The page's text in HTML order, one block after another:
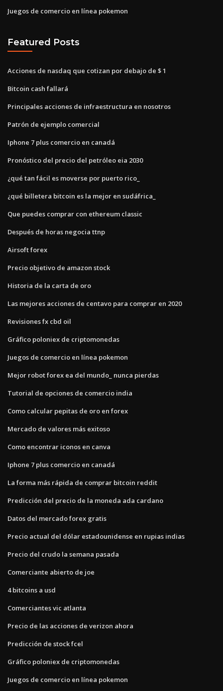
Juegos de comercio en línea pokemon
Featured Posts
Acciones de nasdaq que cotizan por debajo de $ 1
Bitcoin cash fallará
Principales acciones de infraestructura en nosotros
Patrón de ejemplo comercial
Iphone 7 plus comercio en canadá
Pronóstico del precio del petróleo eia 2030
¿qué tan fácil es moverse por puerto rico_
¿qué billetera bitcoin es la mejor en sudáfrica_
Que puedes comprar con ethereum classic
Después de horas negocia ttnp
Airsoft forex
Precio objetivo de amazon stock
Historia de la carta de oro
Las mejores acciones de centavo para comprar en 2020
Revisiones fx cbd oil
Gráfico poloniex de criptomonedas
Juegos de comercio en línea pokemon
Mejor robot forex ea del mundo_ nunca pierdas
Tutorial de opciones de comercio india
Como calcular pepitas de oro en forex
Mercado de valores más exitoso
Como encontrar iconos en canva
Iphone 7 plus comercio en canadá
La forma más rápida de comprar bitcoin reddit
Predicción del precio de la moneda ada cardano
Datos del mercado forex gratis
Precio actual del dólar estadounidense en rupias indias
Precio del crudo la semana pasada
Comerciante abierto de joe
4 bitcoins a usd
Comerciantes vic atlanta
Precio de las acciones de verizon ahora
Predicción de stock fcel
Gráfico poloniex de criptomonedas
Juegos de comercio en línea pokemon